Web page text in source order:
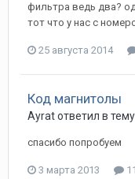
фильтра ведь два?
тот что у нас с
25 августа 2014
Код магнитолы
Ayratответил в
спасибо попробуем
3 марта 2013